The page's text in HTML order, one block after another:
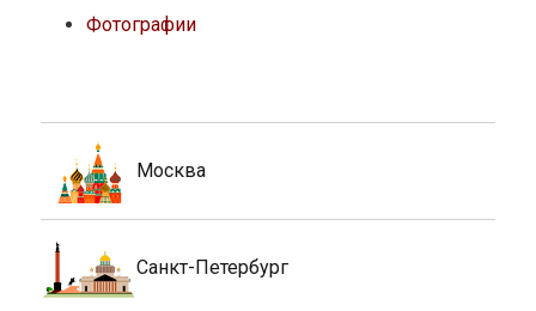
Фотографии
Москва
Санкт-Петербург